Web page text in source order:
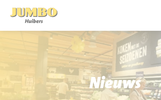
Winkels
P.W.A. Park
Nieuws Nieuws